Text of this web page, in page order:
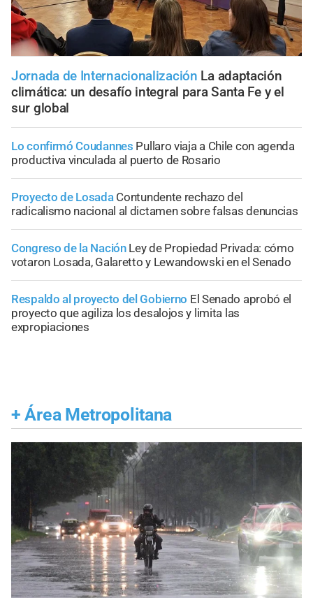
Jornada de Internacionalización La adaptación
climática: un desafío integral para Santa Fe y el
sur global
Lo confirmó Coudannes Pullaro viaja a Chile con agenda
productiva vinculada al puerto de Rosario
Proyecto de Losada Contundente rechazo del
radicalismo nacional al dictamen sobre falsas denuncias
Congreso de la Nación Ley de Propiedad Privada: cómo
votaron Losada, Galaretto y Lewandowski en el Senado
Respaldo al proyecto del Gobierno El Senado aprobó el
proyecto que agiliza los desalojos y limita las
expropiaciones
+ Área Metropolitana